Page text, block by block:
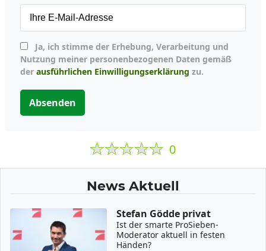
Nutzung meiner personenbezogenen Daten gemäß
der ausführlichen Einwilligungserklärung zu.
Absenden
0
News Aktuell
Stefan Gödde privat
Ist der smarte ProSieben-
Moderator aktuell in festen
Händen?